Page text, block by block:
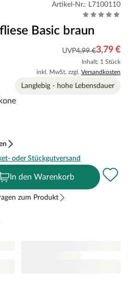
Artikel-Nr.: L7100110
Basic braun
UVP4,99 €3,79 €
Inhalt: 1 Stück
inkl. MwSt. zzgl. Versandkosten
Langlebig - hohe Lebensdauer
oder Stückgutversand
In den Warenkorb
zum Produkt